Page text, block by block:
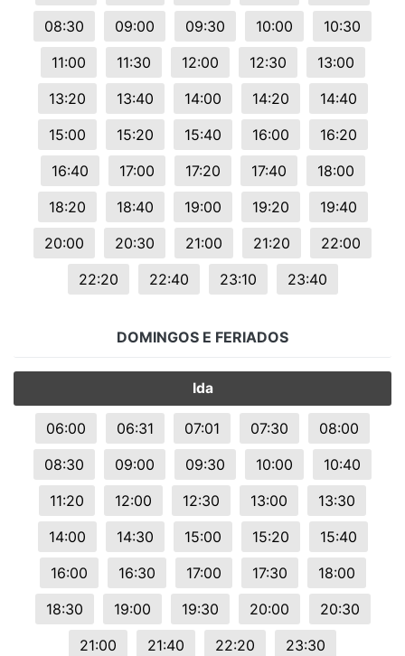
08:30 09:00 09:30 10:00
10:30
11:00
11:30 12:00 12:30
13:00
13:20
13:40 14:00 14:20
14:40
15:00
15:20 15:40 16:00
16:20
16:40
17:00 17:20 17:40
18:00
18:20
18:40 19:00 19:20
19:40
20:00
20:30 21:00 21:20
22:00
22:20
22:40 23:10 23:40
DOMINGOS E FERIADOS
Ida
06:00 06:31 07:01 07:30
08:00
08:30
09:00 09:30 10:00
10:40
11:20
12:00 12:30 13:00
13:30
14:00
14:30 15:00 15:20
15:40
16:00
16:30 17:00 17:30
18:00
18:30
19:00 19:30 20:00
20:30
21:00
21:40 22:20 23:30